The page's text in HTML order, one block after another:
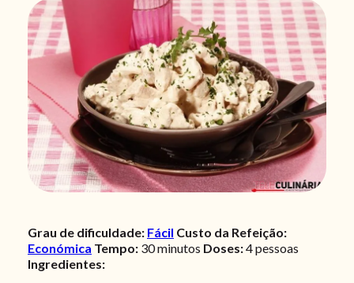
Grau de dificuldade: Fácil Custo da Refeição:
Económica Tempo: 30 minutos Doses:4 pessoas
Ingredientes: